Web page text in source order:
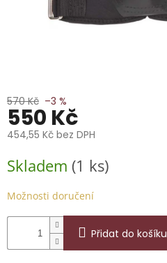
Značky
Přihlášení
570 Kč –3 %
550 Kč
454,55 Kč bez DPH
cena:
Skladem (1 ks)
Možnosti doručení
Přidat do košíku